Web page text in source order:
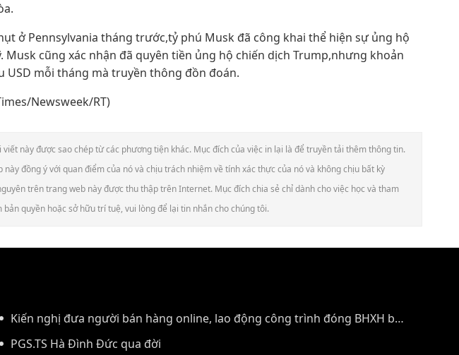
ở Pennsylvania tháng trước,tỷ phú Musk đã công khai thể hiện sự ủng hộ
cũng xác nhận đã quyên tiền ủng hộ chiến dịch Trump,nhưng khoản
USD mỗi tháng mà truyền thông đồn đoán.
Newsweek/RT)
này được sao chép từ các phương tiện khác. Mục đích của việc in lại là để truyền tải thêm thông tin.
đồng ý với quan điểm của nó và chịu trách nhiệm về tính xác thực của nó và không chịu bất kỳ
trên trang web này được thu thập trên Internet. Mục đích chia sẻ chỉ dành cho việc học và tham
quyền hoặc sở hữu trí tuệ, vui lòng để lại tin nhắn cho chúng tôi.
Kiến nghị đưa người bán hàng online, lao động công trình đóng BHXH bắt
buộcPGS.TS Hà Đình Đức qua đời